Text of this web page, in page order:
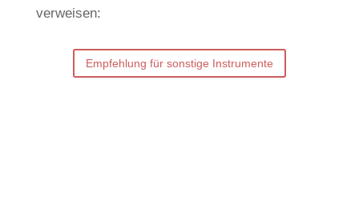
verweisen:
Empfehlung für sonstige Instrumente